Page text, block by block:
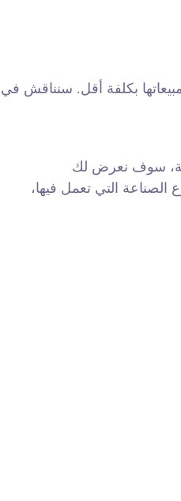
بكلفة أقل. سنناقش في
سوف نعرض لك
التي تعمل فيها،